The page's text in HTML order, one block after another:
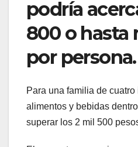
podría
800 o hasta
por persona.
Para una familia de
alimentos y bebidas
superar los 2 mil 500